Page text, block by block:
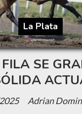
SE
Adrian
La Plata